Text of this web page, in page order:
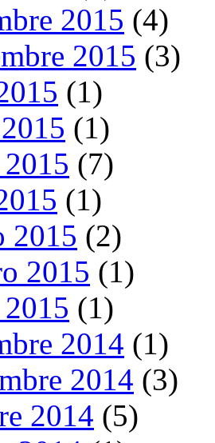
2015 (4)
2015 (3)
(1)
(1)
(7)
(1)
2015 (2)
2015 (1)
(1)
2014 (1)
2014 (3)
2014 (5)